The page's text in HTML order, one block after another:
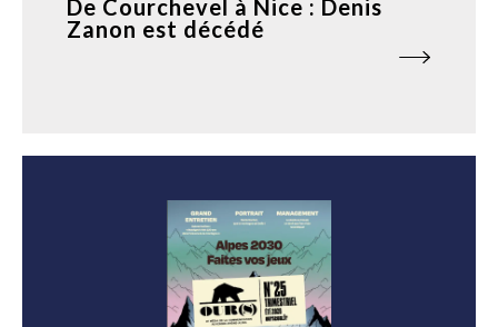
De Courchevel à Nice : Denis
Zanon est décédé